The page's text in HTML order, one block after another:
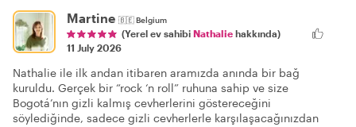
Martine 🇧🇪Belgium
(Yerel ev sahibi Nathalie hakkında)
11 July 2026
Nathalie ile ilk andan itibaren aramızda anında bir bağ
kuruldu. Gerçek bir “rock ‘n roll” ruhuna sahip ve size
Bogotá’nın gizli kalmış cevherlerini göstereceğini
söylediğinde, sadece gizli cevherlerle karşılaşacağınızdan